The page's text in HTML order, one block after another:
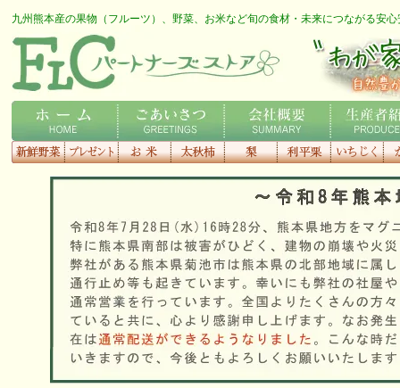
九州熊本産の果物（フルーツ）、野菜、お米など旬の食材・未来につながる安
FLCロゴ わが家の専用農家さん
ホーム ごあいさつ 会社概要
生産者紹介
す